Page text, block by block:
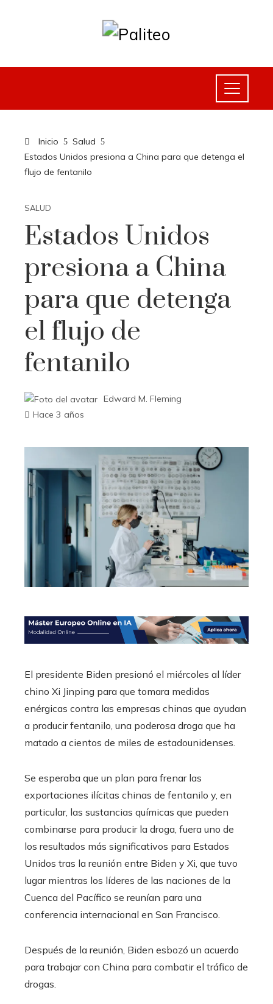
Inicio
Salud
Estados Unidos presiona a China para que detenga el
flujo de fentanilo
SALUD
Estados Unidos
presiona a China
para que detenga
el flujo de
fentanilo
Edward M. Fleming
Hace 3 años
El presidente Biden presionó el miércoles al líder
chino Xi Jinping para que tomara medidas
enérgicas contra las empresas chinas que ayudan
a producir fentanilo, una poderosa droga que ha
matado a cientos de miles de estadounidenses.
Se esperaba que un plan para frenar las
exportaciones ilícitas chinas de fentanilo y, en
particular, las sustancias químicas que pueden
combinarse para producir la droga, fuera uno de
los resultados más significativos para Estados
Unidos tras la reunión entre Biden y Xi, que tuvo
lugar mientras los líderes de las naciones de la
Cuenca del Pacífico se reunían para una
conferencia internacional en San Francisco.
Después de la reunión, Biden esbozó un acuerdo
para trabajar con China para combatir el tráfico de
drogas.